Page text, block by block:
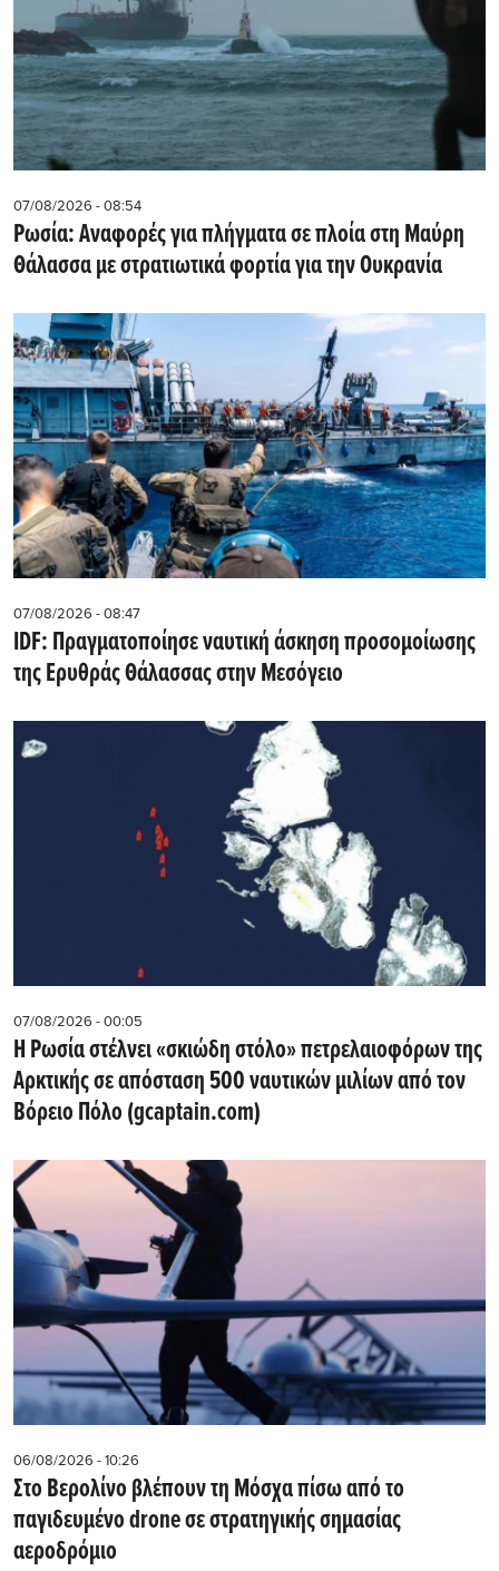
07/08/2026 - 08:54
Ρωσία: Αναφορές για πλήγματα σε πλοία στη Μαύρη
Θάλασσα με στρατιωτικά φορτία για την Ουκρανία
07/08/2026 - 08:47
IDF: Πραγματοποίησε ναυτική άσκηση προσομοίωσης
της Ερυθράς Θάλασσας στην Μεσόγειο
07/08/2026 - 00:05
Η Ρωσία στέλνει «σκιώδη στόλο» πετρελαιοφόρων της
Αρκτικής σε απόσταση 500 ναυτικών μιλίων από τον
Βόρειο Πόλο (gcaptain.com)
06/08/2026 - 10:26
Στο Βερολίνο βλέπουν τη Μόσχα πίσω από το
παγιδευμένο drone σε στρατηγικής σημασίας
αεροδρόμιο